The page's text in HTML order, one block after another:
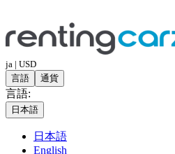
ja | USD
言語
通貨
言語:
日本語
日本語
English